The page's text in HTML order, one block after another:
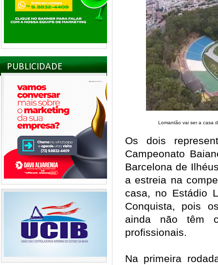
PUBLICIDADE
Lomantão vai ser a casa
Os dois
Campeonato
Barcelona de
a estreia na
casa, no Estádio
Conquista, pois
ainda não têm
profissionais.
Na primeira